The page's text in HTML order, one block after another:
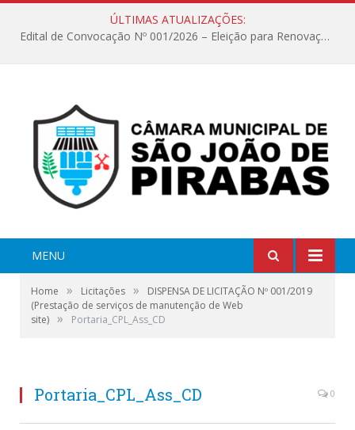
ÚLTIMAS ATUALIZAÇÕES:
Edital de Convocação Nº 001/2026 – Eleição para Renovação da Mesa Diretora – Biênio 2027/2028
MENU
Home » Licitações »
DISPENSA DE LICITAÇÃO Nº 001/2019
(Prestação de serviços de manutenção de Web
site) » Portaria_CPL_Ass_CD
Portaria_CPL_Ass_CD 0